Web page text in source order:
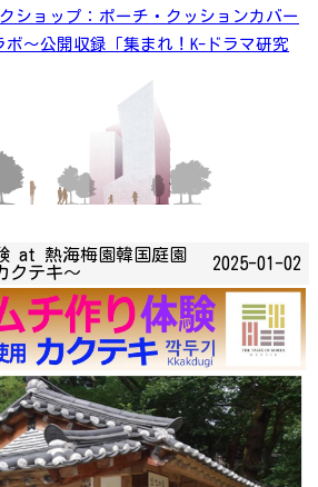
ショップ：ポーチ・クッションカバー
ボ～公開収録「集まれ！K-ドラマ研究
at 熱海梅園韓国庭園
クテキ～
2025-01-02